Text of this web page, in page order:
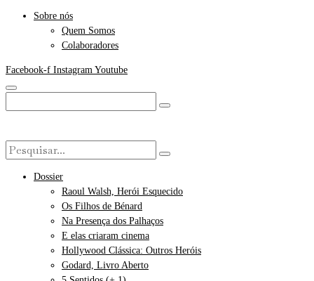
Sobre nós
Quem Somos
Colaboradores
Facebook-f Instagram Youtube
Dossier
Raoul Walsh, Herói Esquecido
Os Filhos de Bénard
Na Presença dos Palhaços
E elas criaram cinema
Hollywood Clássica: Outros Heróis
Godard, Livro Aberto